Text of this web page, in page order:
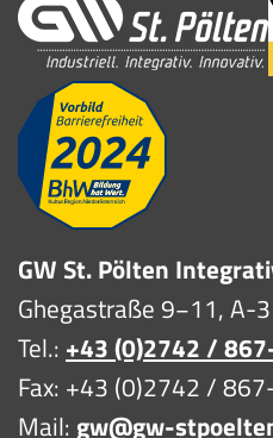
GW St. Pölten
Ghegastraße 9−11, A-
Tel.: +43 (0)2742 /
Fax: +43 (0)2742 /
Mail: gw@gw-